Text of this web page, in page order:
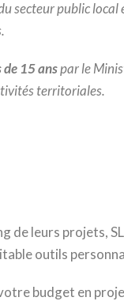
secteur public
de 15 anspar le
territoriales.
de leurs projets,
outils
budget en